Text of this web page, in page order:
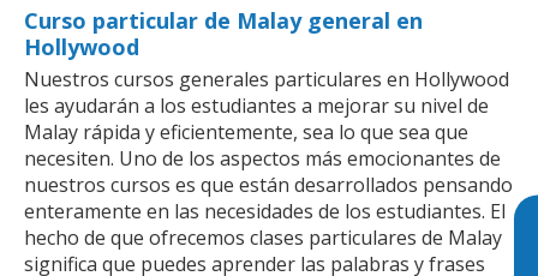
Curso particular de Malay general en
Hollywood
Nuestros cursos generales particulares en Hollywood
les ayudarán a los estudiantes a mejorar su nivel de
Malay rápida y eficientemente, sea lo que sea que
necesiten. Uno de los aspectos más emocionantes de
nuestros cursos es que están desarrollados pensando
enteramente en las necesidades de los estudiantes. El
hecho de que ofrecemos clases particulares de Malay
significa que puedes aprender las palabras y frases